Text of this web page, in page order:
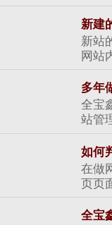
新建
新站
网站
多年
全宝
站管
如何
在做
页页
全宝